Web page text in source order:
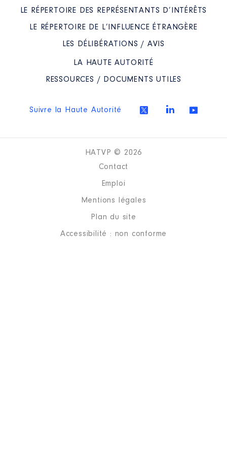
LE RÉPERTOIRE DES REPRÉSENTANTS D’INTÉRÊTS
LE RÉPERTOIRE DE L’INFLUENCE ÉTRANGÈRE
LES DÉLIBÉRATIONS / AVIS
LA HAUTE AUTORITÉ
RESSOURCES / DOCUMENTS UTILES
Suivre la Haute Autorité
HATVP © 2026
Contact
Emploi
Mentions légales
Plan du site
Accessibilité : non conforme